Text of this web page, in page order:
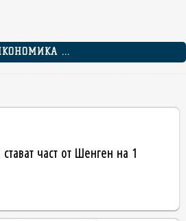
...
част от Шенген на 1